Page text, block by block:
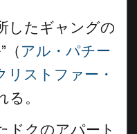
したギャングの
（ アル・パチー
リストファー・
る。
ドクのアパート